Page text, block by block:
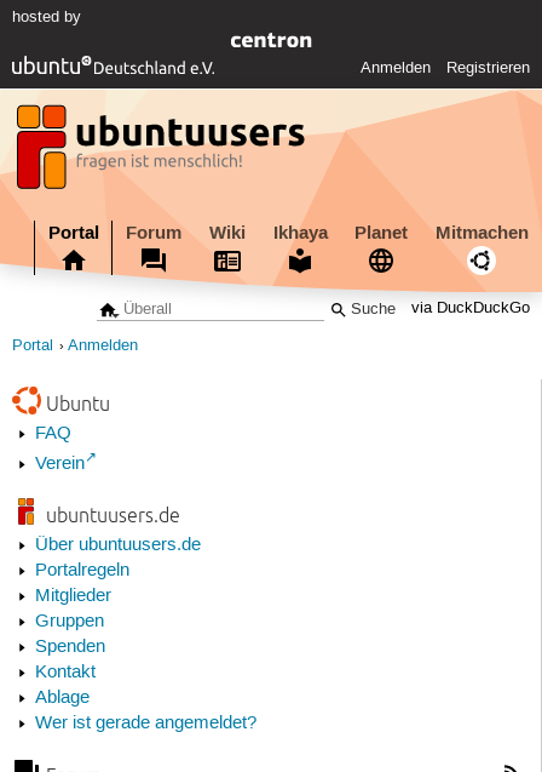
hosted by
Anmelden Registrieren
Portal Forum Wiki Ikhaya Planet Mitmachen
via DuckDuckGo
Portal Anmelden
Ubuntu
FAQ
Verein
ubuntuusers.de
Über ubuntuusers.de
Portalregeln
Mitglieder
Gruppen
Spenden
Kontakt
Ablage
Wer ist gerade angemeldet?